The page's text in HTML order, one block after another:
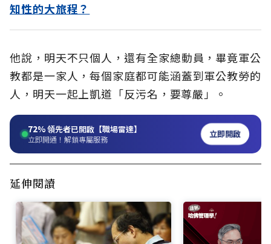
知性的大旅程？
他說，明天不只個人，還有全家總動員，畢竟軍公
教都是一家人，每個家庭都可能涵蓋到軍公教勞的
人，明天一起上凱道「反污名，要尊嚴」。
72%領先者已開啟【職場雷達】
立即開通！解鎖專屬服務 立即開啟
延伸閱讀